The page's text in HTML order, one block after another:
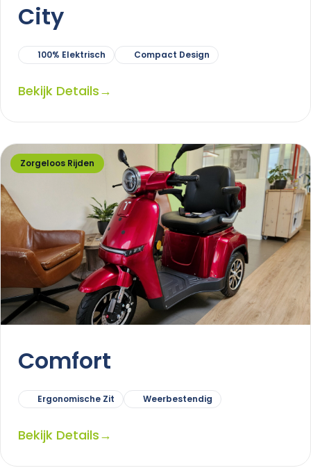
City
100% Elektrisch Compact Design
Bekijk Details→
Zorgeloos Rijden
Comfort
Ergonomische Zit Weerbestendig
Bekijk Details→